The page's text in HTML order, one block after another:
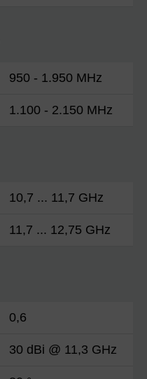
950 - 1.950 MHz
1.100 - 2.150 MHz
10,7 ... 11,7 GHz
11,7 ... 12,75 GHz
0,6
30 dBi @ 11,3 GHz